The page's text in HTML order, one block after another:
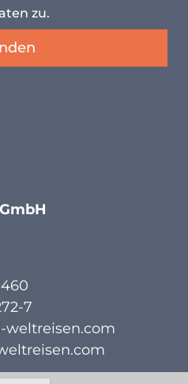
zu.
7
weltreisen.com